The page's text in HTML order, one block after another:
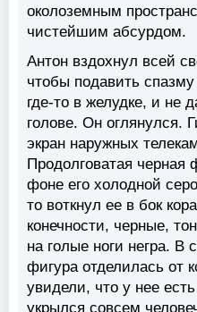
околоземным
чистейшим абсурдом.
Антон вздохнул всей
чтобы подавить
где-то в желудке, и не
голове. Он оглянулся.
экран наружных
Продолговатая черная
фоне его холодной
то воткнул ее в бок
конечности, черные,
на голые ноги негра.
фигура отделилась от
увидели, что у нее
укрылся совсем